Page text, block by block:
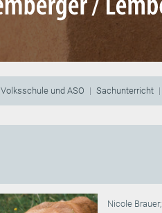
Volksschule und ASO Sachunterricht
Nicole Brauer;